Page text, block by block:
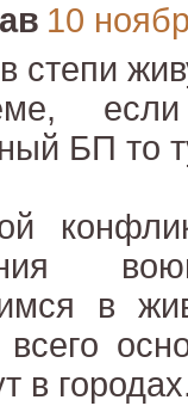
10
степи
если
БП то
в
всего
в